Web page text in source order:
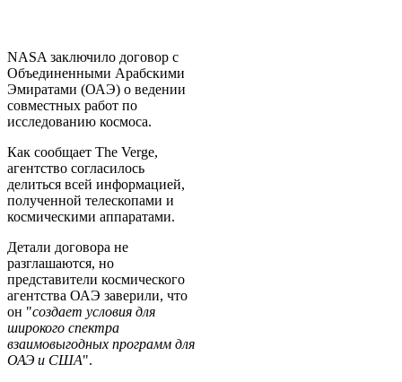
NASA заключило договор с
Объединенными Арабскими
Эмиратами (ОАЭ) о ведении
совместных работ по
исследованию космоса.
Как сообщает The Verge,
агентство согласилось
делиться всей информацией,
полученной телескопами и
космическими аппаратами.
Детали договора не
разглашаются, но
представители космического
агентства ОАЭ заверили, что
он "создает условия для
широкого спектра
взаимовыгодных программ для
ОАЭ и США".